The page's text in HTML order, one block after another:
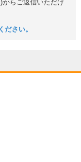
からご返信いただけ
さい。